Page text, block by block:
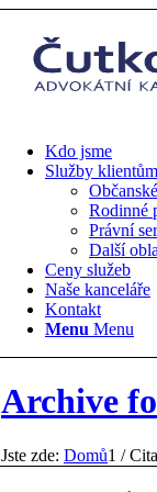
Kdo jsme
Služby klientům
Rodinné
Právní
Další
Ceny služeb
Naše kanceláře
Kontakt
Menu Menu
Archive
Jste zde: Domů1 /